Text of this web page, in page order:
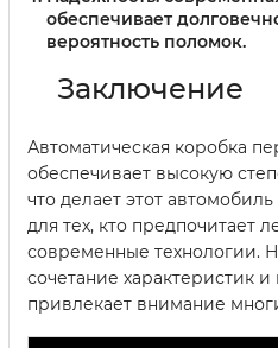
обеспечивает
вероятность поломок.
Заключение
Автоматическая коробка
обеспечивает высокую
что делает этот
для тех, кто предпочитает
современные технологии.
сочетание характеристик
привлекает внимание